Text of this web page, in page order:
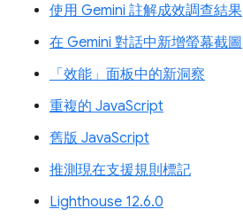
使用 Gemini 註解成效調查結果
在 Gemini 對話中新增螢幕截圖
「效能」面板中的新洞察
重複的 JavaScript
舊版 JavaScript
推測現在支援規則標記
Lighthouse 12.6.0